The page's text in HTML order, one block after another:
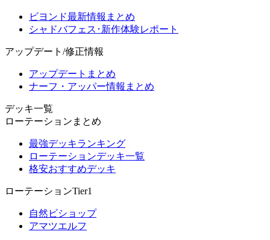
ビヨンド最新情報まとめ
シャドバフェス･新作体験レポート
アップデート/修正情報
アップデートまとめ
ナーフ・アッパー情報まとめ
デッキ一覧
ローテーションまとめ
最強デッキランキング
ローテーションデッキ一覧
格安おすすめデッキ
ローテーションTier1
自然ビショップ
アマツエルフ